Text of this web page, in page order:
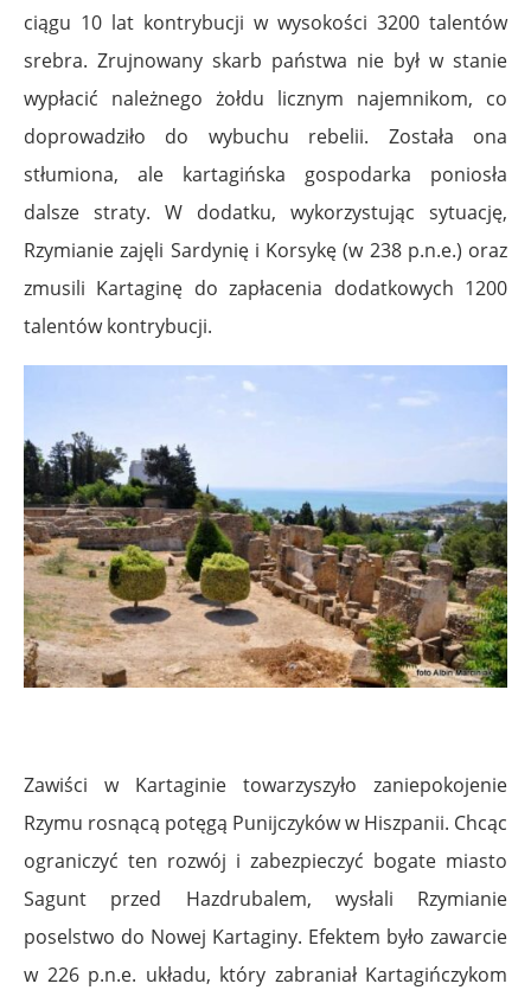
ciągu 10 lat kontrybucji w wysokości 3200 talentów
srebra. Zrujnowany skarb państwa nie był w stanie
wypłacić należnego żołdu licznym najemnikom, co
doprowadziło do wybuchu rebelii. Została ona
stłumiona, ale kartagińska gospodarka poniosła
dalsze straty. W dodatku, wykorzystując sytuację,
Rzymianie zajęli Sardynię i Korsykę (w 238 p.n.e.) oraz
zmusili Kartaginę do zapłacenia dodatkowych 1200
talentów kontrybucji.
Zawiści w Kartaginie towarzyszyło zaniepokojenie
Rzymu rosnącą potęgą Punijczyków w Hiszpanii. Chcąc
ograniczyć ten rozwój i zabezpieczyć bogate miasto
Sagunt przed Hazdrubalem, wysłali Rzymianie
poselstwo do Nowej Kartaginy. Efektem było zawarcie
w 226 p.n.e. układu, który zabraniał Kartagińczykom